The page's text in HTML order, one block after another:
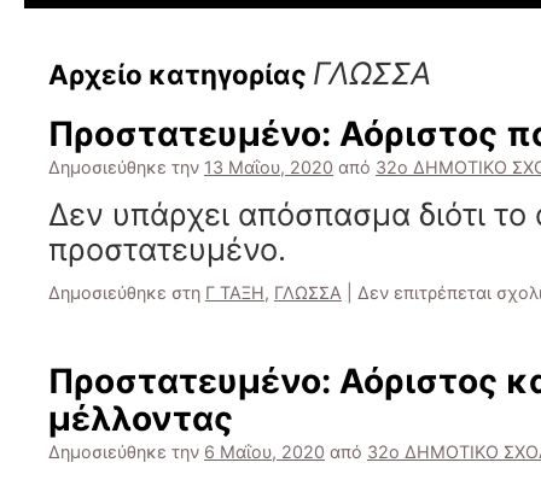
Αρχείο κατηγορίας ΓΛΩΣΣΑ
Πρoστατευμένο: Αόριστος
Δημοσιεύθηκε την 13 Μαΐου, 2020 από 32ο ΔΗΜΟΤΙΚΟ
Δεν υπάρχει απόσπασμα διότι το
προστατευμένο.
Δημοσιεύθηκε στη Γ ΤΑΞΗ, ΓΛΩΣΣΑ Δεν επιτρέπεται
Πρoστατευμένο: Αόριστος
μέλλοντας
Δημοσιεύθηκε την 6 Μαΐου, 2020 από 32ο ΔΗΜΟΤΙΚΟ